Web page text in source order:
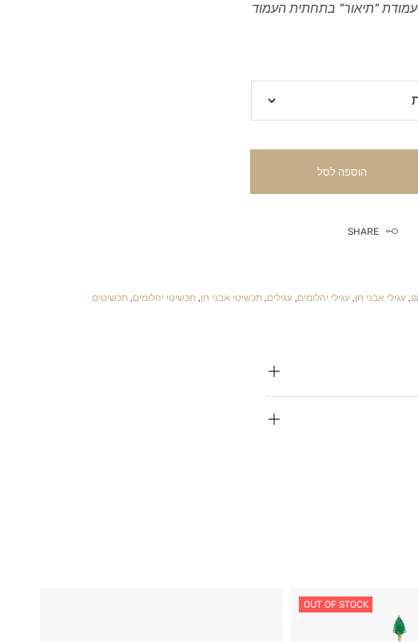
"תיאור" בתחתית העמוד
הוספה לסל
SHARE
, עגילי אבני חן, עגילי יהלומים, עגילים, תכשיטי אבני חן, תכשיטי יהלומים, תכשיטים
OUT OF STOCK